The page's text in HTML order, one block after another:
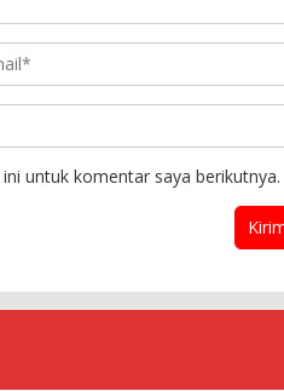
untuk komentar saya berikutnya.